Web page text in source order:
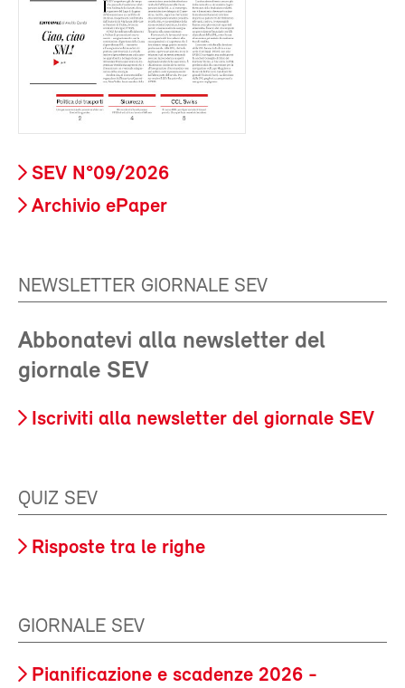
SEV N°09/2026
Archivio ePaper
NEWSLETTER GIORNALE SEV
Abbonatevi alla newsletter del
giornale SEV
Iscriviti alla newsletter del giornale SEV
QUIZ SEV
Risposte tra le righe
GIORNALE SEV
Pianificazione e scadenze 2026 -